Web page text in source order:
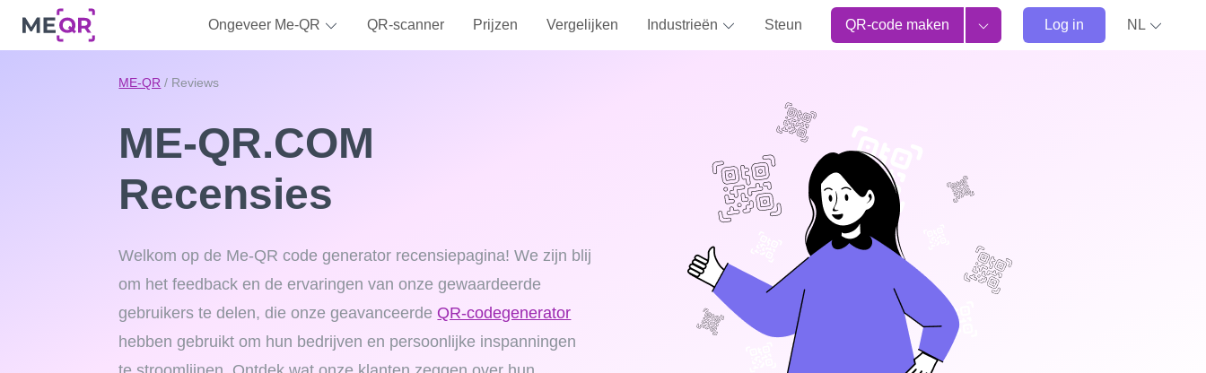
Ongeveer Me-QR QR-scanner Prijzen Vergelijken Industrieën Steun QR-code maken Log in NL
ME-QR / Reviews
ME-QR.COM
Recensies
Welkom op de Me-QR code generator recensiepagina! We zijn blij
om het feedback en de ervaringen van onze gewaardeerde
gebruikers te delen, die onze geavanceerde QR-codegenerator
hebben gebruikt om hun bedrijven en persoonlijke inspanningen